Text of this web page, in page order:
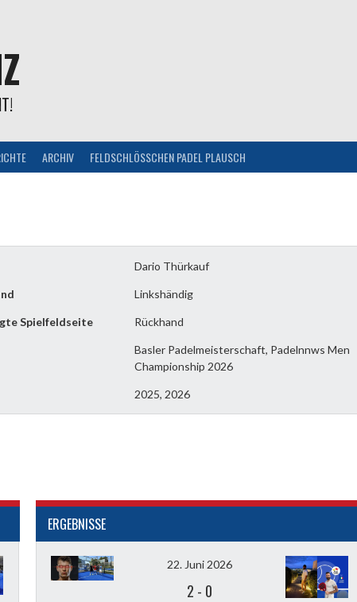
ARCHIV FELDSCHLÖSSCHEN PADEL PLAUSCH
Dario Thürkauf
Linkshändig
Spielfeldseite Rückhand
Basler Padelmeisterschaft, Padelnnws Men
Championship 2026
2025, 2026
ERGEBNISSE
22. Juni 2026
2 - 0